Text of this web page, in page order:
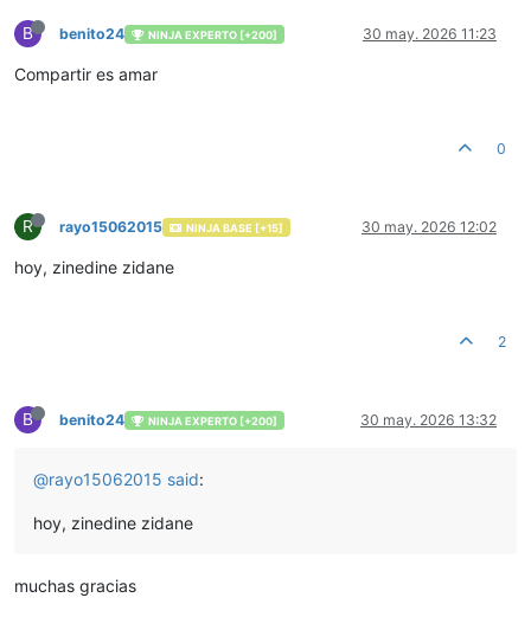
B benito24 NINJA EXPERTO [+200] 30 may. 2026 11:23
Compartir es amar
0
R rayo15062015 NINJA BASE [+15] 30 may. 2026 12:02
hoy, zinedine zidane
2
B benito24 NINJA EXPERTO [+200] 30 may. 2026 13:32
@rayo15062015 said:
hoy, zinedine zidane
muchas gracias